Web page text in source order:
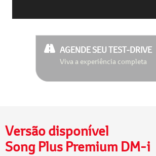
AGENDE SEU TEST-DRIVE
Viva a experiência completa
Versão disponível
Song Plus Premium DM-i